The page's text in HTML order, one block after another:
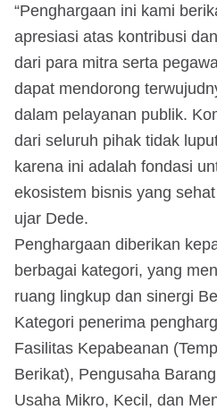
“Penghargaan ini kami
apresiasi atas kontribusi
dari para mitra serta
dapat mendorong
dalam pelayanan publik.
dari seluruh pihak tidak
karena ini adalah fondasi
ekosistem bisnis yang
ujar Dede.
Penghargaan diberikan
berbagai kategori, yang
ruang lingkup dan sinergi
Kategori penerima
Fasilitas Kepabeanan
Berikat), Pengusaha
Usaha Mikro, Kecil, dan